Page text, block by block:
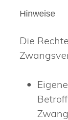
Hinweise
Die